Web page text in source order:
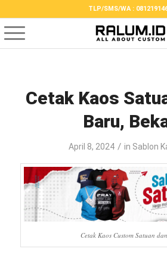
TLP/SMS/WA :
Cetak Kaos
Baru,
April 8, 2024 / in Sablon
Cetak Kaos Custom Satuan